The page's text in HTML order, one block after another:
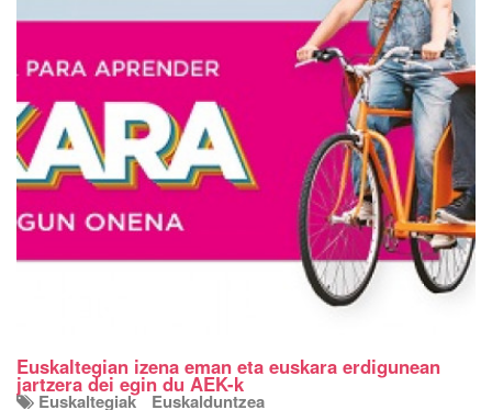
Euskaltegian izena eman eta euskara erdigunean
jartzera dei egin du AEK-k
Euskaltegiak Euskalduntzea